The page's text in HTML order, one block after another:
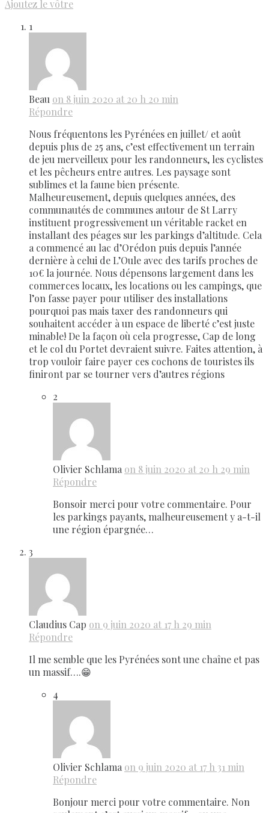
Ajoutez le vôtre
1
Beau on 8 juin 2020 at 20 h 20 min
Répondre
Nous fréquentons les Pyrénées en juillet/ et août
depuis plus de 25 ans, c’est effectivement un terrain
de jeu merveilleux pour les randonneurs, les cyclistes
et les pêcheurs entre autres. Les paysage sont
sublimes et la faune bien présente.
Malheureusement, depuis quelques années, des
communautés de communes autour de St Larry
instituent progressivement un véritable racket en
installant des péages sur les parkings d’altitude. Cela
a commencé au lac d’Orédon puis depuis l’année
dernière à celui de L’Oule avec des tarifs proches de
10€ la journée. Nous dépensons largement dans les
commerces locaux, les locations ou les campings, que
l’on fasse payer pour utiliser des installations
pourquoi pas mais taxer des randonneurs qui
souhaitent accéder à un espace de liberté c’est juste
minable! De la façon où cela progresse, Cap de long
et le col du Portet devraient suivre. Faites attention, à
trop vouloir faire payer ces cochons de touristes ils
finiront par se tourner vers d’autres régions
2
Olivier Schlama on 8 juin 2020 at 20 h 29 min
Répondre
Bonsoir merci pour votre commentaire. Pour
les parkings payants, malheureusement y a-t-il
une région épargnée…
3
Claudius Cap on 9 juin 2020 at 17 h 29 min
Répondre
Il me semble que les Pyrénées sont une chaîne et pas
un massif….😁
4
Olivier Schlama on 9 juin 2020 at 17 h 31 min
Répondre
Bonjour merci pour votre commentaire. Non